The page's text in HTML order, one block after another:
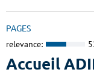
PAGES
relevance:
Accueil